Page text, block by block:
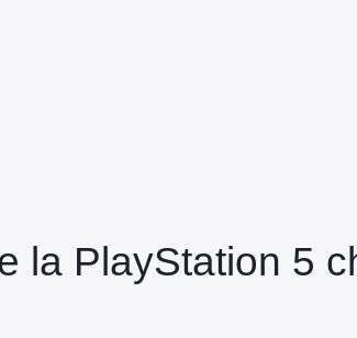
la PlayStation 5